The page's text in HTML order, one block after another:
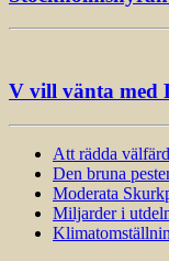
V vill vänta med
Att rädda
Den bruna
Moderata
Miljarder i